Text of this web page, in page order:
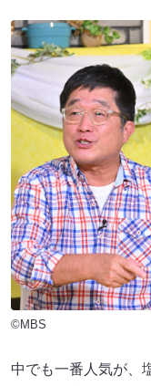
©MBS
中でも一番人気が、